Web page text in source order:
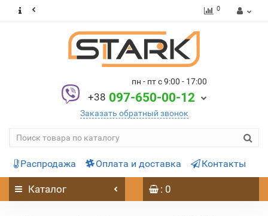
0
пн - пт с 9:00 - 17:00
+38 097-650-00-12
Заказать обратный звонок
Распродажа Оплата и доставка Контакты
Каталог : 0